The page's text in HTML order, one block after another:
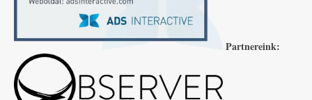
Partnereink: